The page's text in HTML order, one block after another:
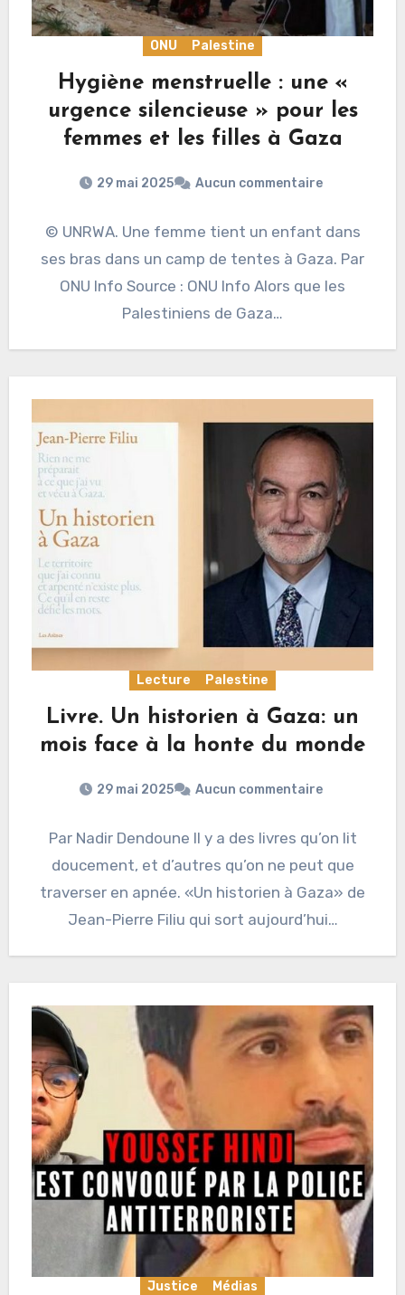
ONU Palestine
Hygiène menstruelle : une «
urgence silencieuse » pour les
femmes et les filles à Gaza
29 mai 2025 Aucun commentaire
© UNRWA. Une femme tient un enfant dans
ses bras dans un camp de tentes à Gaza. Par
ONU Info Source : ONU Info Alors que les
Palestiniens de Gaza…
Lecture Palestine
Livre. Un historien à Gaza: un
mois face à la honte du monde
29 mai 2025 Aucun commentaire
Par Nadir Dendoune Il y a des livres qu’on lit
doucement, et d’autres qu’on ne peut que
traverser en apnée. «Un historien à Gaza» de
Jean-Pierre Filiu qui sort aujourd’hui…
Justice Médias